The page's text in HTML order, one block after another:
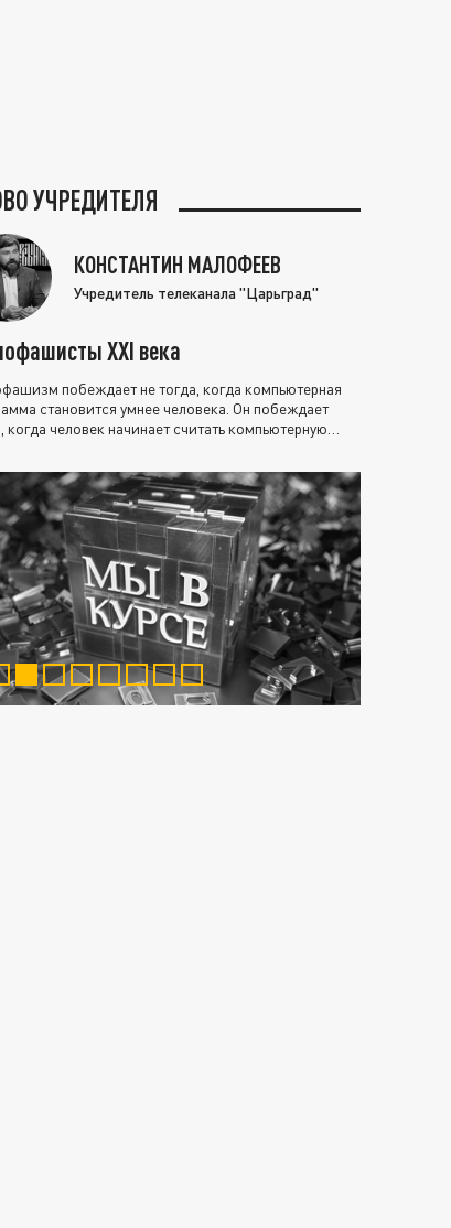
УЧРЕДИТЕЛЯ
КОНСТАНТИН МАЛОФЕЕВ
Учредитель телеканала "Царьград"
XXI века
побеждает не тогда, когда компьютерная
становится умнее человека. Он побеждает
когда человек начинает считать компьютерную